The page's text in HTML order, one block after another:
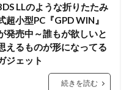
LLのような折りたたみ
超小型PC『GPD WIN』
発売中～誰もが欲しいと
えるものが形になってる
ジェット
続きを読む